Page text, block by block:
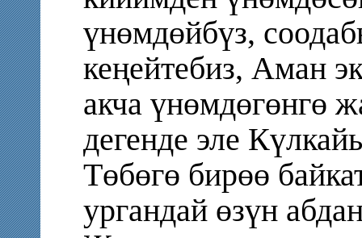
үнөмдөйбүз,
кеңейтебиз, Аман
акча үнөмдөгөнгө
дегенде эле
Төбөгө бирөө
ургандай өзүн